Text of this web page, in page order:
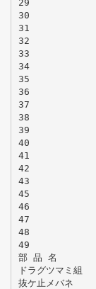
29
30
31
32
33
34
35
36
37
38
39
40
41
42
43
45
46
47
48
49
部 品 名
ドラグツマミ組
抜ケ止メバネ